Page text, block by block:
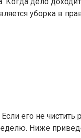
уборка в
его не
Ниже